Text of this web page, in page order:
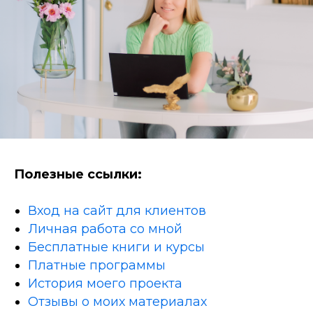
Полезные ссылки:
Вход на сайт для клиентов
Личная работа со мной
Бесплатные книги и курсы
Платные программы
История моего проекта
Отзывы о моих материалах